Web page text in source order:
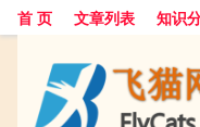
首 页 文章列表 知识